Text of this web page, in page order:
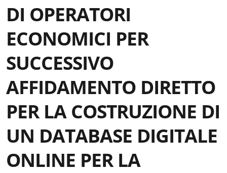
DI OPERATORI
ECONOMICI PER
SUCCESSIVO
AFFIDAMENTO DIRETTO
PER LA COSTRUZIONE DI
UN DATABASE DIGITALE
ONLINE PER LA